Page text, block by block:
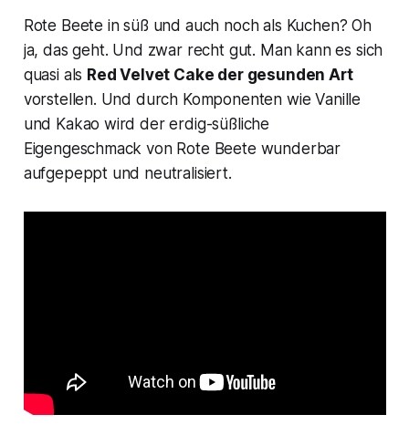
Rote Beete in süß und auch noch als Kuchen? Oh
ja, das geht. Und zwar recht gut. Man kann es sich
quasi als Red Velvet Cake der gesunden Art
vorstellen. Und durch Komponenten wie Vanille
und Kakao wird der erdig-süßliche
Eigengeschmack von Rote Beete wunderbar
aufgepeppt und neutralisiert.